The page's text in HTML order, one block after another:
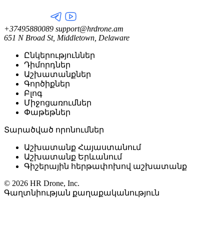
+37495880089 support@hrdrone.am
651 N Broad St, Middletown, Delaware
Ընկերություններ
Դիմորդներ
Աշխատանքներ
Գործիքներ
Բլոգ
Միջոցառումներ
Փաթեթներ
Տարածված որոնումներ
Աշխատանք Հայաստանում
Աշխատանք Երևանում
Գիշերային հերթափոխով աշխատանք
© 2026 HR Drone, Inc.
Գաղտնիության քաղաքականություն